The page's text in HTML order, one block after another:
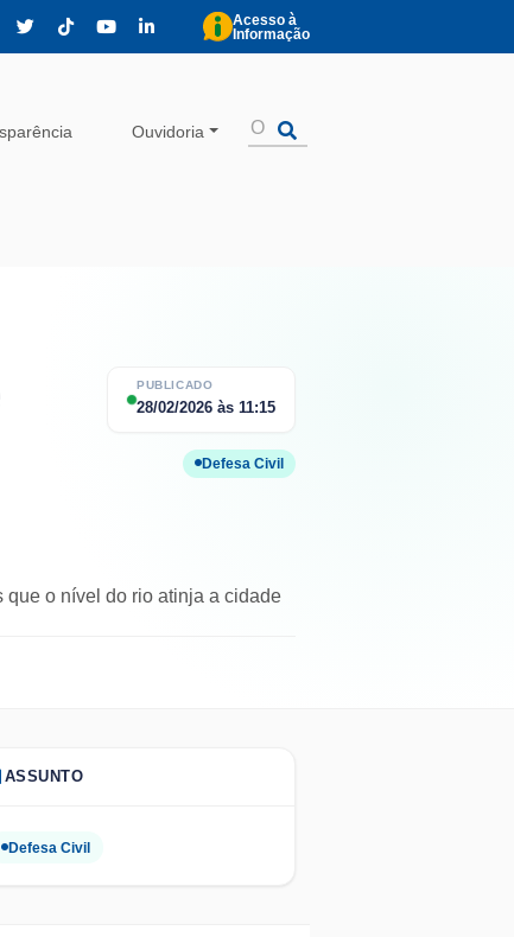
Acesso à
Informação
Ouvidoria
PUBLICADO
28/02/2026 às 11:15
Defesa Civil
que o nível do rio atinja a cidade
ASSUNTO
Defesa Civil